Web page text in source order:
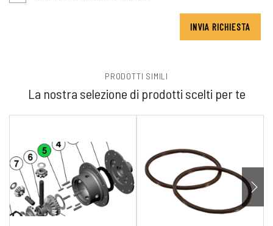
INVIA RICHIESTA
PRODOTTI SIMILI
La nostra selezione di prodotti scelti per te